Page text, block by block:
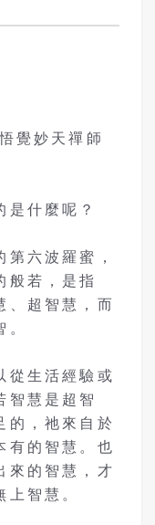
覺妙天禪師
是什麼呢？
六波羅蜜，
般若，是指
、超智慧，而
從生活經驗或
智慧是超智
的，祂來自於
有的智慧。也
來的智慧，才
上智慧。